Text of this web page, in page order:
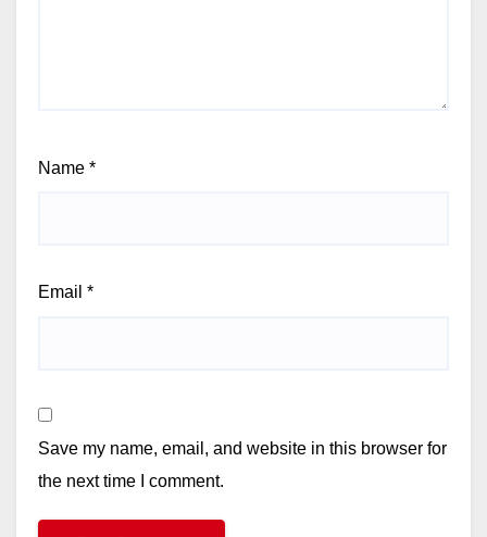
Name *
Email *
Save my name, email, and website in this browser for
the next time I comment.